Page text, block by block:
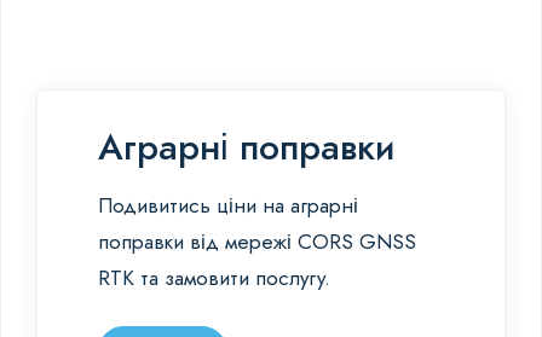
Аграрні поправки
Подивитись ціни на аграрні
поправки від мережі CORS GNSS
RTK та замовити послугу.